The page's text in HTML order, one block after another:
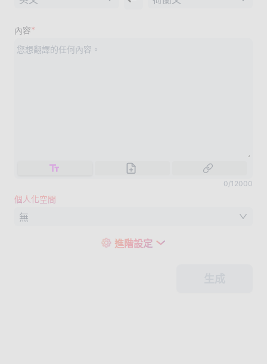
內容*
0/12000
個人化空間
無
進階設定